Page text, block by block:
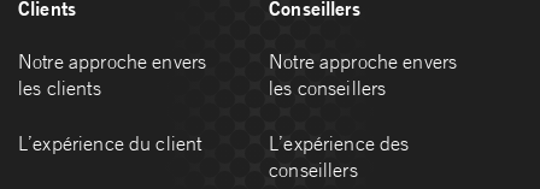
Clients
Notre approche envers
les clients
L’expérience du client
Conseillers
Notre approche envers
les conseillers
L’expérience des
conseillers